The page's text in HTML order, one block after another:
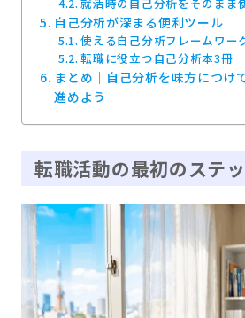
自己分析が深まる便利ツール
使える自己分析フレームワー
転職に役立つ自己分析本3冊
まとめ｜自己分析を味方につけ
進めよう
転職活動の最初のステ